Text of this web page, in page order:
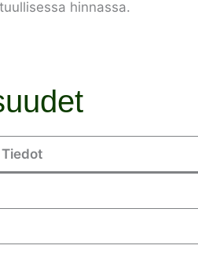
hinnassa.
Tiedot